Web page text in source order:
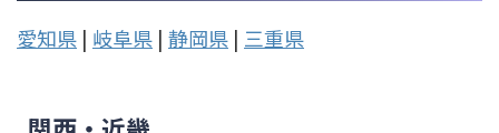
愛知県 | 岐阜県 | 静岡県 | 三重県